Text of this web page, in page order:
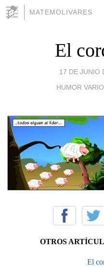
MATEMOLIVARES
El
17 DE JUNIO
HUMOR
OTROS
El